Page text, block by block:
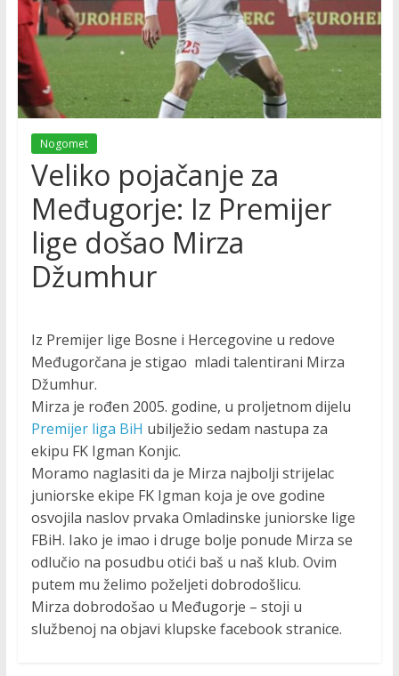
Nogomet
Veliko pojačanje za
Međugorje: Iz Premijer
lige došao Mirza
Džumhur
Iz Premijer lige Bosne i Hercegovine u redove
Međugorčana je stigao mladi talentirani Mirza
Džumhur.
Mirza je rođen 2005. godine, u proljetnom dijelu
Premijer liga BiH ubilježio sedam nastupa za
ekipu FK Igman Konjic.
Moramo naglasiti da je Mirza najbolji strijelac
juniorske ekipe FK Igman koja je ove godine
osvojila naslov prvaka Omladinske juniorske lige
FBiH. Iako je imao i druge bolje ponude Mirza se
odlučio na posudbu otići baš u naš klub. Ovim
putem mu želimo poželjeti dobrodošlicu.
Mirza dobrodošao u Međugorje – stoji u
službenoj na objavi klupske facebook stranice.